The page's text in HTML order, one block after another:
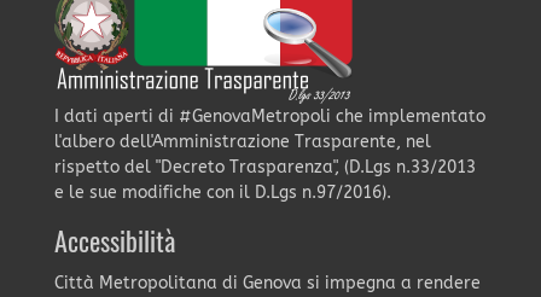
I dati aperti di #GenovaMetropoli che implementato
l'albero dell'Amministrazione Trasparente, nel
rispetto del "Decreto Trasparenza", (D.Lgs n.33/2013
e le sue modifiche con il D.Lgs n.97/2016).
Accessibilità
Città Metropolitana di Genova si impegna a rendere